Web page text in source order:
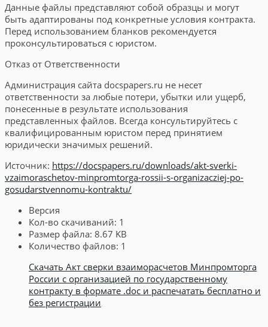
Данные файлы представляют собой образцы и могут
быть адаптированы под конкретные условия контракта.
Перед использованием бланков рекомендуется
проконсультироваться с юристом.
Отказ от Ответственности
Администрация сайта docspapers.ru не несет
ответственности за любые потери, убытки или ущерб,
понесенные в результате использования
представленных файлов. Всегда консультируйтесь с
квалифицированным юристом перед принятием
юридически значимых решений.
Источник: https://docspapers.ru/downloads/akt-sverki-
vzaimoraschetov-minpromtorga-rossii-s-organizacziej-po-
gosudarstvennomu-kontraktu/
Версия
Кол-во скачиваний: 1
Размер файла: 8.67 KB
Количество файлов: 1
Скачать Акт сверки взаиморасчетов Минпромторга
России с организацией по государственному
контракту в формате .doc и распечатать бесплатно и
без регистрации